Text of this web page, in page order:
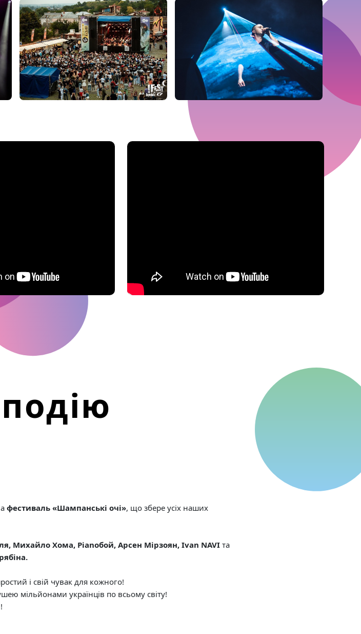
фестиваль «Шампанські очі», що збере усіх наших
Михайло Хома, Pianoбой, Арсен Мірзоян, Ivan NAVI та
і свій чувак для кожного!
мільйонами українців по всьому світу!